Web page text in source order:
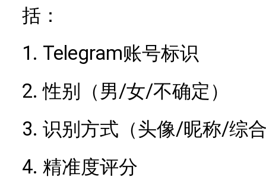
括：
1. Telegram账号标识
2.性别（男/女/不确定）
3. 识别方式（头像/昵称/综
4. 精准度评分